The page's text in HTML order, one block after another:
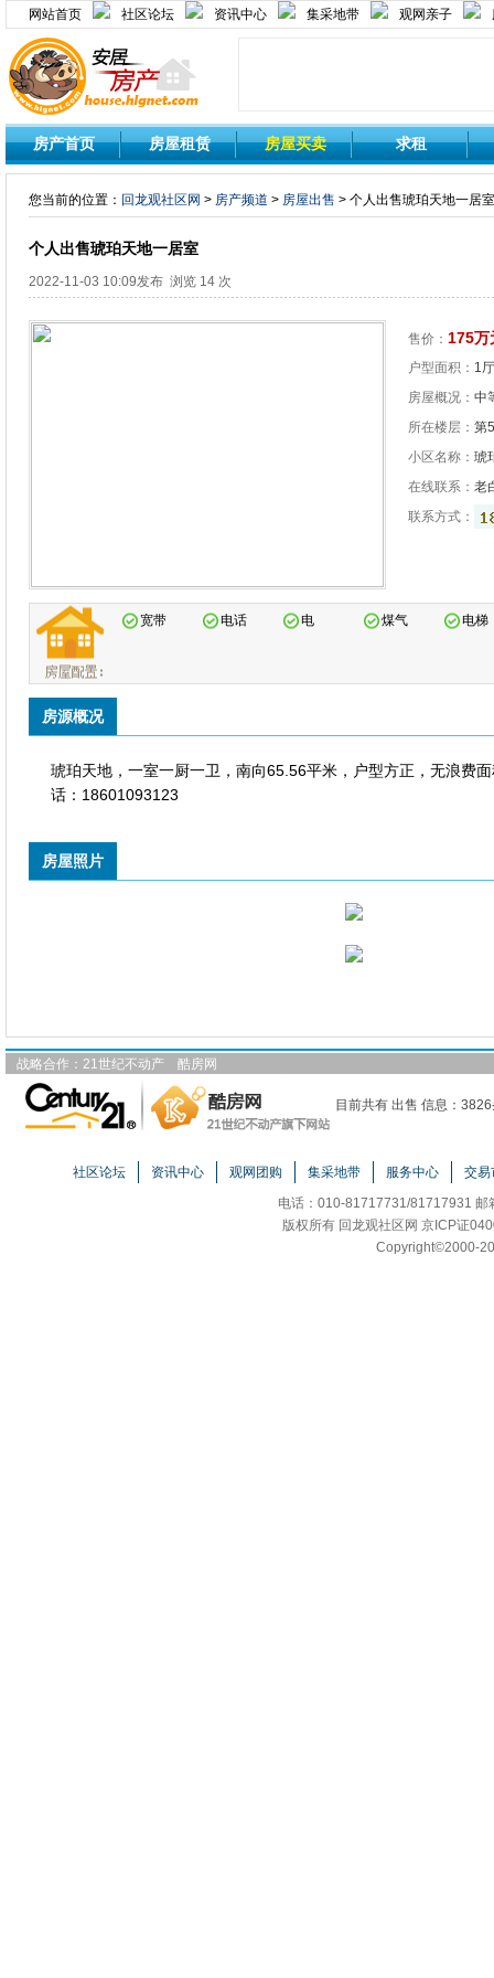
网站首页 社区论坛 资讯中心 集采地带 观网亲子
房产首页 房屋租赁 房屋买卖 求租
您当前的位置： 回龙观社区网 > 房产频道 > 房屋出售 > 个人出售琥珀天地一居室
个人出售琥珀天地一居室
2022-11-03 10:09发布 浏览 14 次
售价： 175万
户型面积： 1
房屋概况： 中
所在楼层： 第
小区名称： 琥
在线联系： 老
联系方式：
宽带 电话 电 煤气 电梯
房源概况
琥珀天地， 一室一厨一卫，南向65.56平米，户型方正，无浪费
话：18601093123
房屋照片
战略合作： 21世纪不动产 酷房网
目前共有 出售 信息：
社区论坛 资讯中心 观网团购 集采地带 服务中心
交易
电话：010-81717731/81717931 邮
版权所有 回龙观社区网 京ICP证
Copyright©2000-